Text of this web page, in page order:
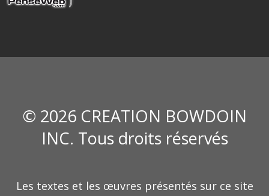
© 2026 CREATION BOWDOIN
INC. Tous droits réservés
Les textes et les œuvres présentés sur ce site